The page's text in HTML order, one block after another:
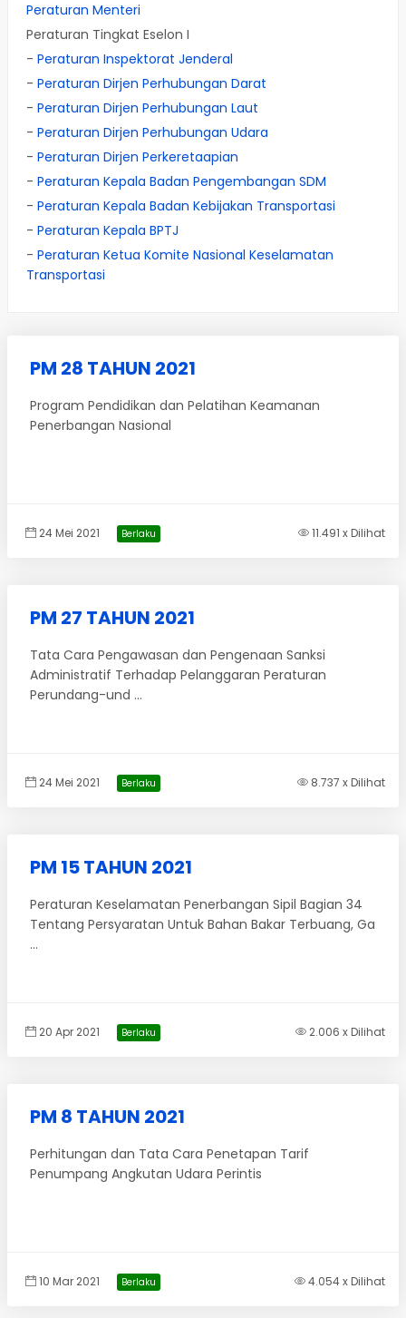
Peraturan Menteri
Peraturan Tingkat Eselon I
- Peraturan Inspektorat Jenderal
- Peraturan Dirjen Perhubungan Darat
- Peraturan Dirjen Perhubungan Laut
- Peraturan Dirjen Perhubungan Udara
- Peraturan Dirjen Perkeretaapian
- Peraturan Kepala Badan Pengembangan SDM
- Peraturan Kepala Badan Kebijakan Transportasi
- Peraturan Kepala BPTJ
- Peraturan Ketua Komite Nasional Keselamatan
Transportasi
PM 28 TAHUN 2021
Program Pendidikan dan Pelatihan Keamanan
Penerbangan Nasional
24 Mei 2021 Berlaku 11.491 x Dilihat
PM 27 TAHUN 2021
Tata Cara Pengawasan dan Pengenaan Sanksi
Administratif Terhadap Pelanggaran Peraturan
Perundang-und ...
24 Mei 2021 Berlaku 8.737 x Dilihat
PM 15 TAHUN 2021
Peraturan Keselamatan Penerbangan Sipil Bagian 34
Tentang Persyaratan Untuk Bahan Bakar Terbuang, Ga
...
20 Apr 2021 Berlaku 2.006 x Dilihat
PM 8 TAHUN 2021
Perhitungan dan Tata Cara Penetapan Tarif
Penumpang Angkutan Udara Perintis
10 Mar 2021 Berlaku 4.054 x Dilihat